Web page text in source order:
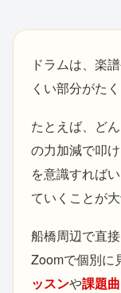
ドラムは、楽
くい部分がた
たとえば、ど
の力加減で叩
を意識すれば
ていくことが大
船橋周辺で直
Zoomで個別に
ッスンや課題